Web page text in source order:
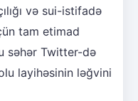
və sui-istifadə
tam etimad
səhər Twitter-də
layihəsinin ləğvini